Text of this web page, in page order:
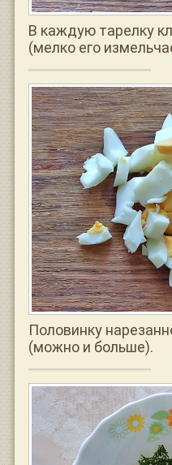
В каждую тарелку
(мелко его
Половинку
(можно и больше).